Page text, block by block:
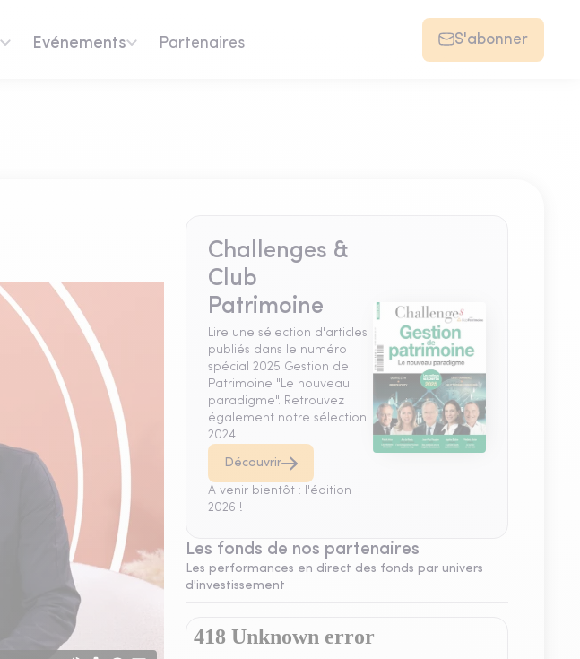
Evénements Partenaires S'abonner
Challenges &
Club
Patrimoine
Lire une sélection d'articles
publiés dans le numéro
spécial 2025 Gestion de
Patrimoine "Le nouveau
paradigme". Retrouvez
également notre sélection
2024.
Découvrir
A venir bientôt : l'édition
2026 !
Les fonds de nos partenaires
Les performances en direct des fonds par univers
d'investissement